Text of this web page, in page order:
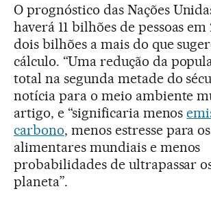
O prognóstico das Nações
haverá 11 bilhões de pessoas em
dois bilhões a mais do que
cálculo. “Uma redução da
total na segunda metade do
notícia para o meio ambiente
artigo, e “significaria menos
carbono, menos estresse para
alimentares mundiais e menos
probabilidades de ultrapassar
planeta”.